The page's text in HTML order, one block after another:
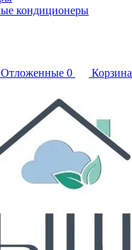
кондиционеры
Отложенные 0 Корзина